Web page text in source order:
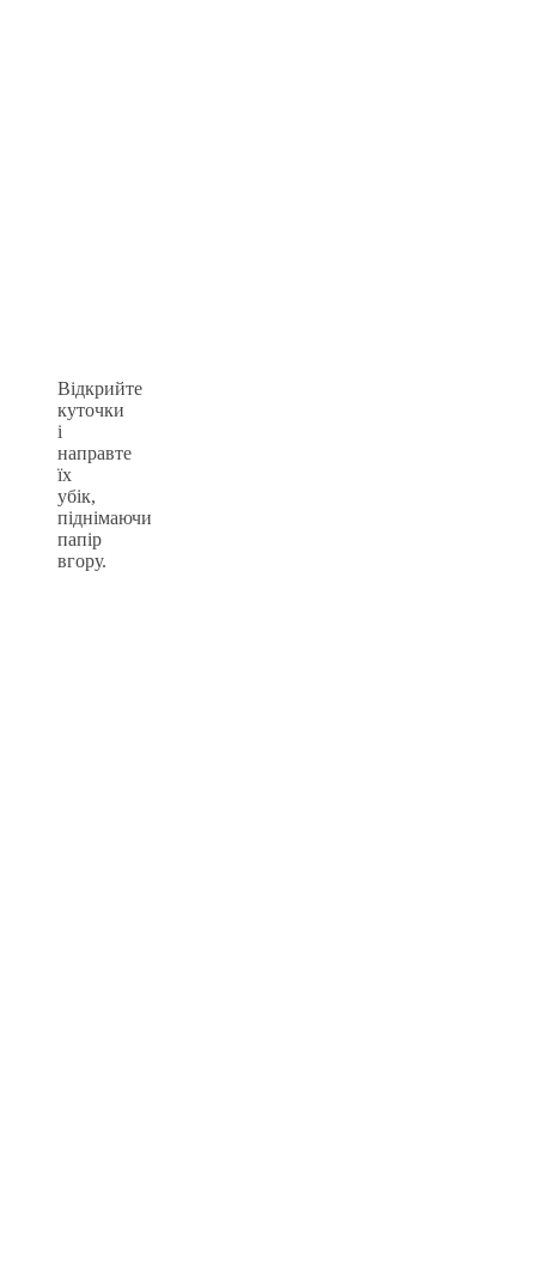
Відкрийте
куточки
і
направте
їх
убік,
піднімаючи
папір
вгору.